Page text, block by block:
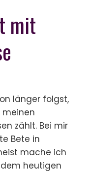
mit
länger folgst,
meinen
zählt. Bei mir
Bete in
mache ich
heutigen